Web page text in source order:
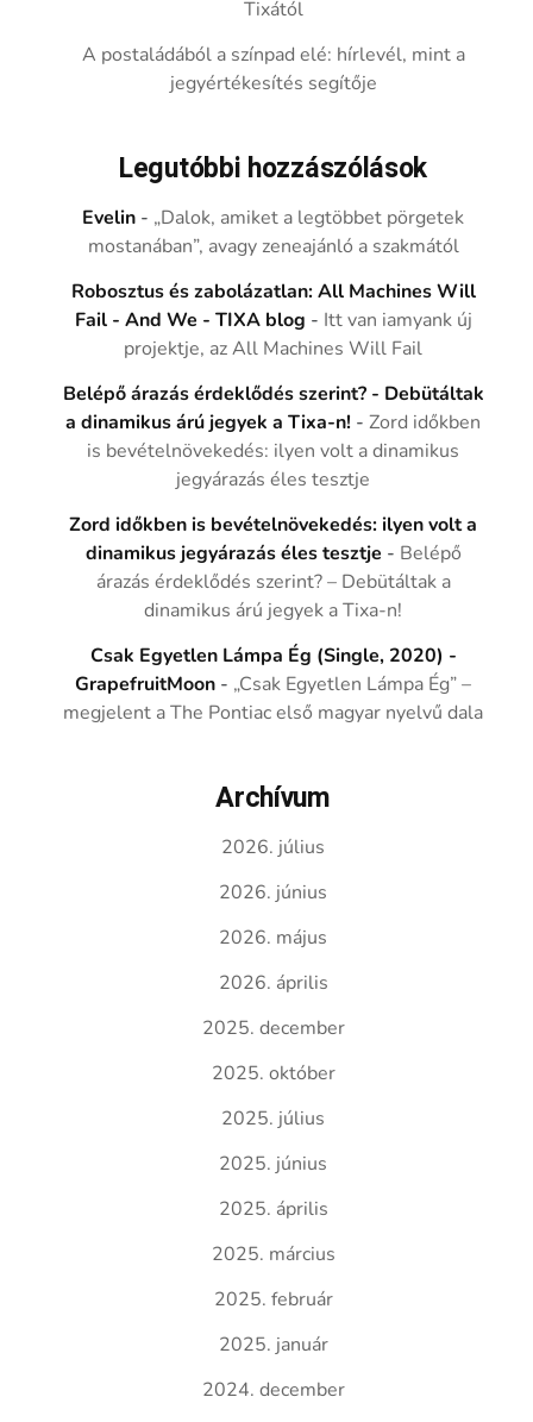
Tixától
A postaládából a színpad elé: hírlevél, mint a
jegyértékesítés segítője
Legutóbbi hozzászólások
Evelin - „Dalok, amiket a legtöbbet pörgetek
mostanában”, avagy zeneajánló a szakmától
Robosztus és zabolázatlan: All Machines Will
Fail - And We - TIXA blog - Itt van iamyank új
projektje, az All Machines Will Fail
Belépő árazás érdeklődés szerint? - Debütáltak
a dinamikus árú jegyek a Tixa-n! -Zord időkben
is bevételnövekedés: ilyen volt a dinamikus
jegyárazás éles tesztje
Zord időkben is bevételnövekedés: ilyen volt a
dinamikus jegyárazás éles tesztje - Belépő
árazás érdeklődés szerint? – Debütáltak a
dinamikus árú jegyek a Tixa-n!
Csak Egyetlen Lámpa Ég (Single, 2020) -
GrapefruitMoon - „Csak Egyetlen Lámpa Ég” –
megjelent a The Pontiac első magyar nyelvű dala
Archívum
2026. július
2026. június
2026. május
2026. április
2025. december
2025. október
2025. július
2025. június
2025. április
2025. március
2025. február
2025. január
2024. december